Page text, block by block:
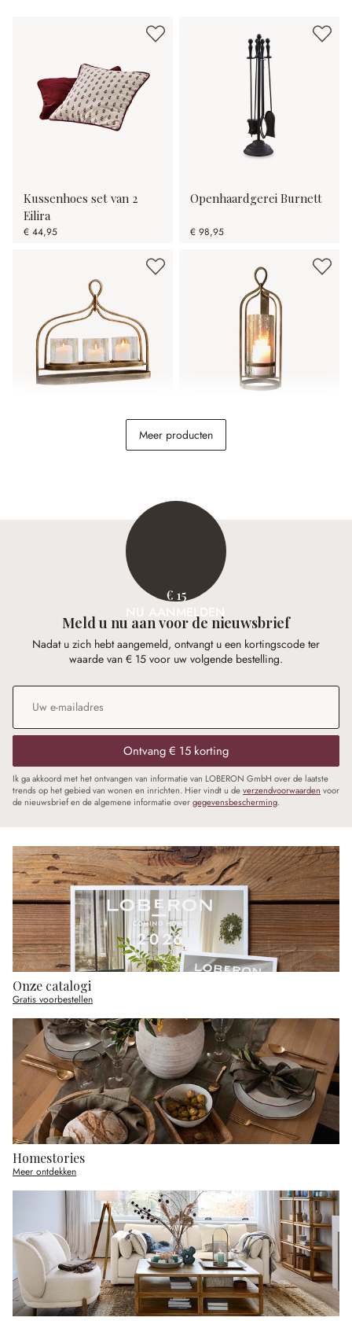
Kussenhoes set van 2
Eilira
€ 44,95
Openhaardgerei Burnett
€ 98,95
Kaarsenhouder Biserre
Wandkaarsenhouder
Biserre
Meer producten
€ 15
NU AANMELDEN
Meld u nu aan voor de nieuwsbrief
Nadat u zich hebt aangemeld, ontvangt u een kortingscode ter
waarde van € 15 voor uw volgende bestelling.
E-mailadres
Ontvang € 15 korting
Ik ga akkoord met het ontvangen van informatie van LOBERON GmbH over de laatste
trends op het gebied van wonen en inrichten. Hier vindt u deverzendvoorwaarden voor
de nieuwsbrief en de algemene informatie overgegevensbescherming.
Onze catalogi
Gratis voorbestellen
Homestories
Meer ontdekken